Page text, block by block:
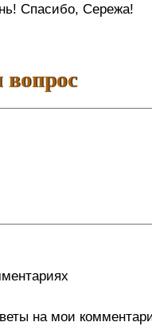
Спасибо, Сережа!
на мои